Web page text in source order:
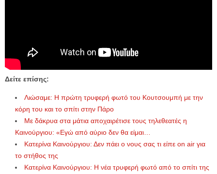
Δείτε επίσης:
Λιώσαμε: Η πρώτη τρυφερή φωτό του Κουτσουμπή με την
κόρη του και το σπίτι στην Πάρο
Με δάκρυα στα μάτια αποχαιρέτισε τους τηλεθεατές η
Καινούργιου: «Εγώ από αύριο δεν θα είμαι…
Κατερίνα Καινούργιου: Δεν πάει ο νους σας τι είπε on air για
το στήθος της
Κατερίνα Καινούργιου: Η νέα τρυφερή φωτό από το σπίτι της